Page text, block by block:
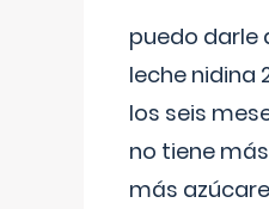
puedo darle
leche nidina
los seis
no tiene
más